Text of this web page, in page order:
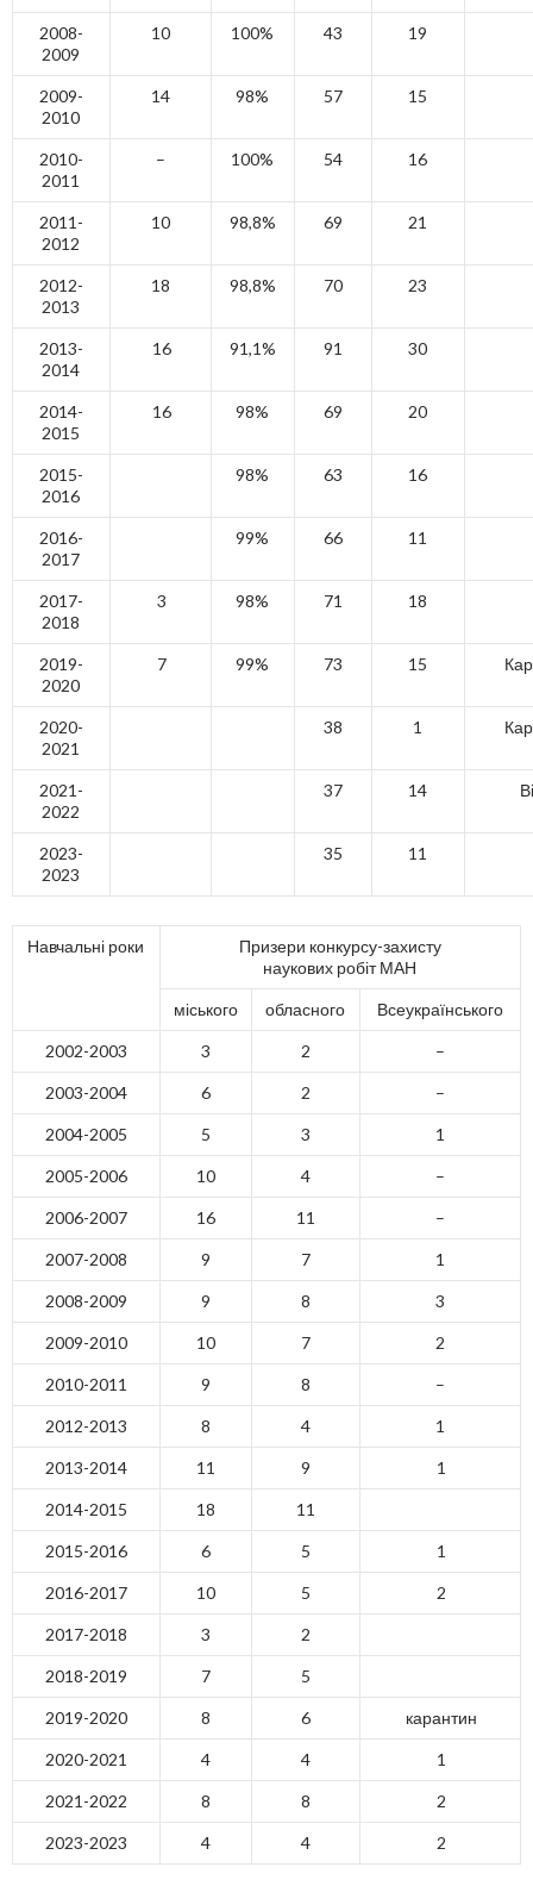
2008-
2009
10 100% 43 19
2009-
2010
14 98% 57 15
2010-
2011
– 100% 54 16
2011-
2012
10 98,8% 69 21
2012-
2013
18 98,8% 70 23
2013-
2014
16 91,1% 91 30
2014-
2015
16 98% 69 20
2015-
2016
98% 63 16
2016-
2017
99% 66 11
2017-
2018
3 98% 71 18
2019-
2020
7 99% 73 15
2020-
2021
38 1
2021-
2022
37 14
2023-
2023
35 11
Навчальні роки
Призери конкурсу-захисту
наукових робіт МАН
міського обласного Всеукраїнського
2002-2003 3 2 –
2003-2004 6 2 –
2004-2005 5 3 1
2005-2006 10 4 –
2006-2007 16 11 –
2007-2008 9 7 1
2008-2009 9 8 3
2009-2010 10 7 2
2010-2011 9 8 –
2012-2013 8 4 1
2013-2014 11 9 1
2014-2015 18 11
2015-2016 6 5 1
2016-2017 10 5 2
2017-2018 3 2
2018-2019 7 5
2019-2020 8 6 карантин
2020-2021 4 4 1
2021-2022 8 8 2
2023-2023 4 4 2